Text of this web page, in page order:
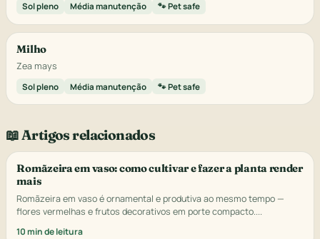
Sol pleno Média manutenção 🐾 Pet safe
Milho
Zea mays
Sol pleno Média manutenção 🐾 Pet safe
📖 Artigos relacionados
Romãzeira em vaso: como cultivar e fazer a planta render
mais
Romãzeira em vaso é ornamental e produtiva ao mesmo tempo —
flores vermelhas e frutos decorativos em porte compacto....
10 min de leitura